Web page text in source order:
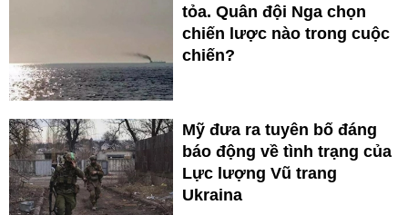
tỏa. Quân đội Nga chọn
chiến lược nào trong cuộc
chiến?
Mỹ đưa ra tuyên bố đáng
báo động về tình trạng của
Lực lượng Vũ trang
Ukraina